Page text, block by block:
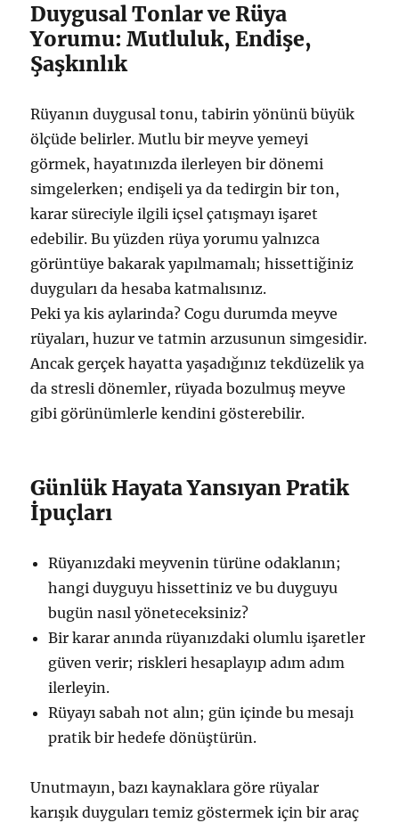
Duygusal Tonlar ve Rüya
Yorumu: Mutluluk, Endişe,
Şaşkınlık
Rüyanın duygusal tonu, tabirin yönünü büyük
ölçüde belirler. Mutlu bir meyve yemeyi
görmek, hayatınızda ilerleyen bir dönemi
simgelerken; endişeli ya da tedirgin bir ton,
karar süreciyle ilgili içsel çatışmayı işaret
edebilir. Bu yüzden rüya yorumu yalnızca
görüntüye bakarak yapılmamalı; hissettiğiniz
duyguları da hesaba katmalısınız.
Peki ya kis aylarinda? Cogu durumda meyve
rüyaları, huzur ve tatmin arzusunun simgesidir.
Ancak gerçek hayatta yaşadığınız tekdüzelik ya
da stresli dönemler, rüyada bozulmuş meyve
gibi görünümlerle kendini gösterebilir.
Günlük Hayata Yansıyan Pratik
İpuçları
Rüyanızdaki meyvenin türüne odaklanın;
hangi duyguyu hissettiniz ve bu duyguyu
bugün nasıl yöneteceksiniz?
Bir karar anında rüyanızdaki olumlu işaretler
güven verir; riskleri hesaplayıp adım adım
ilerleyin.
Rüyayı sabah not alın; gün içinde bu mesajı
pratik bir hedefe dönüştürün.
Unutmayın, bazı kaynaklara göre rüyalar
karışık duyguları temiz göstermek için bir araç